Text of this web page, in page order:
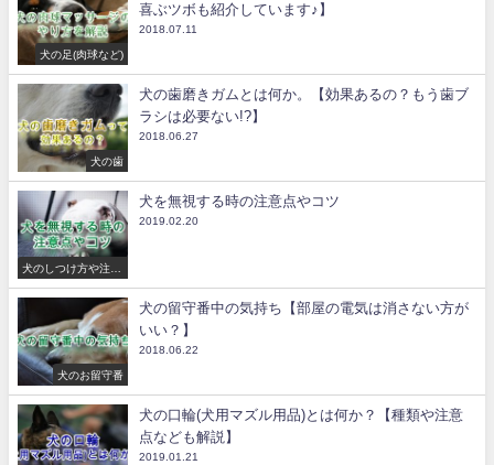
犬の足(肉球など)
喜ぶツボも紹介しています♪】
2018.07.11
犬の歯
犬の歯磨きガムとは何か。【効果あるの？もう歯ブ
ラシは必要ない!?】
2018.06.27
犬のしつけ方や注意
犬を無視する時の注意点やコツ
2019.02.20
犬のお留守番
犬の留守番中の気持ち【部屋の電気は消さない方が
いい？】
2018.06.22
犬の口輪(犬用マズル用品)とは何か？【種類や注意
点なども解説】
2019.01.21